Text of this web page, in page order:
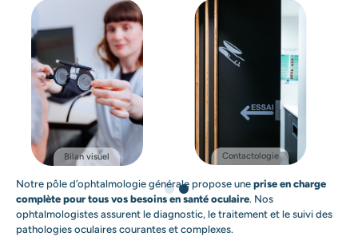
Bilan visuel Contactologie
Notre pôle d’ophtalmologie générale propose une prise en charge
complète pour tous vos besoins en santé oculaire. Nos
ophtalmologistes assurent le diagnostic, le traitement et le suivi des
pathologies oculaires courantes et complexes.